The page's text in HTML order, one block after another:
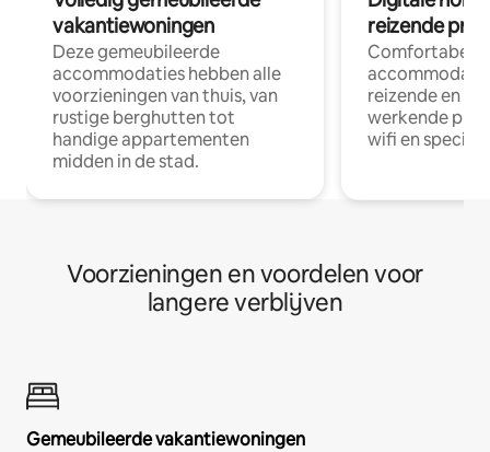
vakantiewoningen
Deze gemeubileerde
accommodaties hebben alle
voorzieningen van thuis, van
rustige berghutten tot
handige appartementen
midden in de stad.
reizende
Comfortabele
reizende en
werkende
wifi en
Voorzieningen en voordelen voor
langere verblijven
Gemeubileerde vakantiewoningen